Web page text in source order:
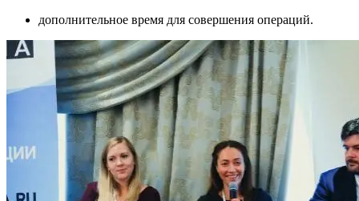
дополнительное время для совершения операций.